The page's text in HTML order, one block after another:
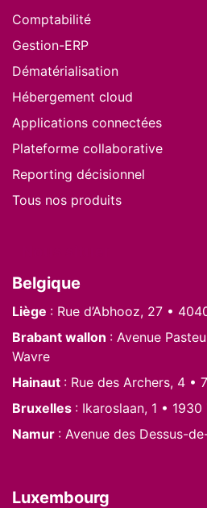
Comptabilité
Gestion-ERP
Dématérialisation
Hébergement cloud
Applications connectées
Plateforme collaborative
Reporting décisionnel
Tous nos produits
Belgique
Liège : Rue d’Abhooz, 27 •
Brabant wallon : Avenue
Wavre
Hainaut : Rue des Archers, 4 •
Bruxelles : Ikaroslaan, 1 •
Namur : Avenue des Dessus-
Luxembourg